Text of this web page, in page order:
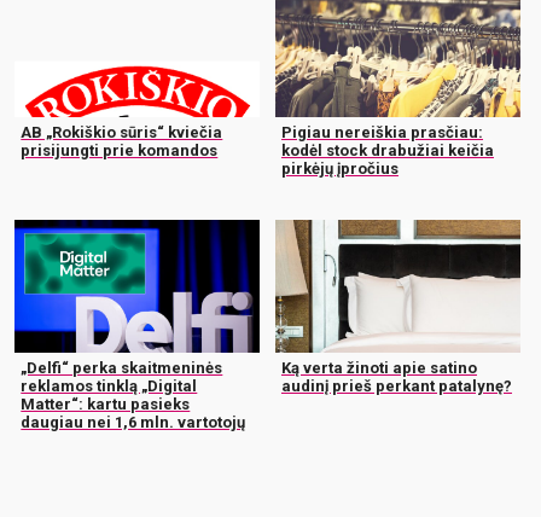
AB „Rokiškio sūris“ kviečia
prisijungti prie komandos
Pigiau nereiškia prasčiau:
kodėl stock drabužiai keičia
pirkėjų įpročius
„Delfi“ perka skaitmeninės
reklamos tinklą „Digital
Matter“: kartu pasieks
daugiau nei 1,6 mln. vartotojų
Ką verta žinoti apie satino
audinį prieš perkant patalynę?